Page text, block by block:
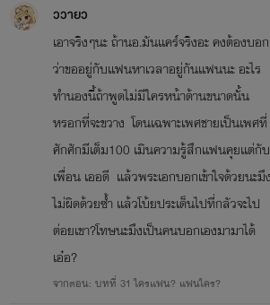
นิยายรักวัยรุ่น
1.Final Class ปฏิบัติการ[X]พี่สาวข้างบ้าน
2.1 Day 1 Se xถ้าไม่[X]ฉันตาย
3.YeYe! พี่คะ มา[เย๊]กันเถอะ
4.Professional Se x [A] เกมส์ [X] ออนไลน์
5.Professional Se x [B]เกมส์ [X] ออนไลน์
6.Professional Se x [C]เกมส์ [X] ออนไลน์
ววายว
เอาจริงๆนะ ถ้านอ.มันเเคร์จริงอะ คงต้องบอก
ว่าขออยู่กับเเฟนหาเวลาอยู่กันเเฟนนะ อะไร
ทำนองนี้ถ้าพูดไม่มีใครหน้าด้านขนาดนั้น
หรอกที่จะขวาง โดนเฉพาะเพศชายเป็นเพศที่
ศักศักมีเต็ม100 เมินความรู้สึกเเฟนคุยเเต่กับ
เพื่อน เออดี เเล้วพระเอกบอกเข้าใจด้วยนะมึง
ไม่ผิดด้วยซ้ำ เเล้วโบ้ยประเด็นไปที่กลัวจะไป
ต่อยเขา?โทษนะมึงเป็นคนบอกเองมามาได้
เอ๋อ?
จากตอน: บทที่ 31 ใครแฟน? แฟนใคร?